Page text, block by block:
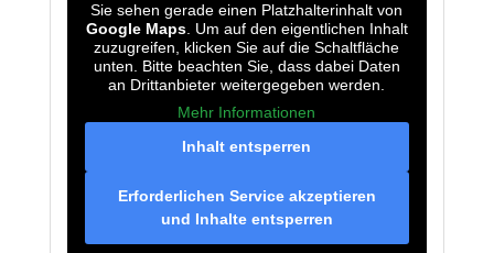
Sie sehen gerade einen Platzhalterinhalt von
Google Maps. Um auf den eigentlichen Inhalt
zuzugreifen, klicken Sie auf die Schaltfläche
unten. Bitte beachten Sie, dass dabei Daten
an Drittanbieter weitergegeben werden.
Mehr Informationen
Inhalt entsperren
Erforderlichen Service akzeptieren
und Inhalte entsperren